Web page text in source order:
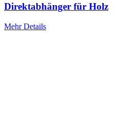
Direktabhänger für Holz
Mehr Details